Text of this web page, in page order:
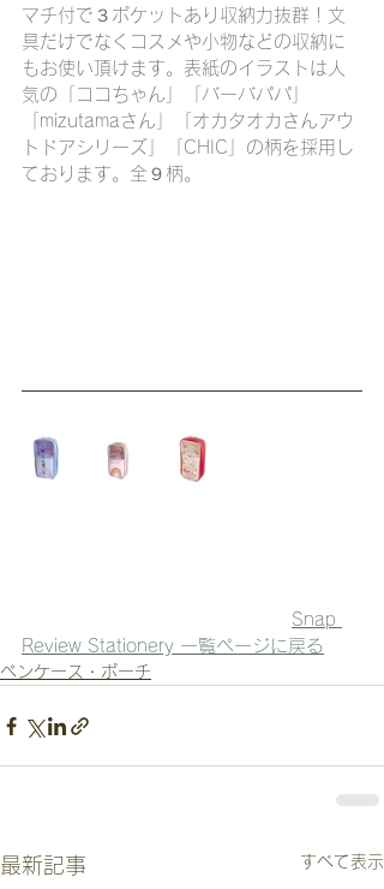
マチ付で３ポケットあり収納力抜群！文
具だけでなくコスメや小物などの収納に
もお使い頂けます。表紙のイラストは人
気の「ココちゃん」「バーバパパ」
「mizutamaさん」「オカタオカさんアウ
トドアシリーズ」「CHIC」の柄を採用し
ております。全９柄。
Snap
Review Stationery 一覧ページに戻る
ペンケース・ポーチ
最新記事 すべて表示